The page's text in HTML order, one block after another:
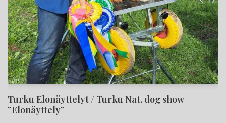
Turku Elonäyttelyt / Turku Nat. dog show
”Elonäyttely”